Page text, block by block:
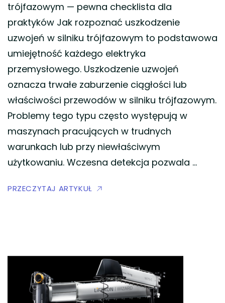
trójfazowym — pewna checklista dla
praktyków Jak rozpoznać uszkodzenie
uzwojeń w silniku trójfazowym to podstawowa
umiejętność każdego elektryka
przemysłowego. Uszkodzenie uzwojeń
oznacza trwałe zaburzenie ciągłości lub
właściwości przewodów w silniku trójfazowym.
Problemy tego typu często występują w
maszynach pracujących w trudnych
warunkach lub przy niewłaściwym
użytkowaniu. Wczesna detekcja pozwala …
PRZECZYTAJ ARTYKUŁ